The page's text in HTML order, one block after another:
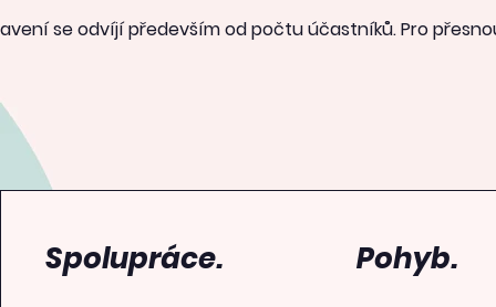
se odvíjí především od počtu účastníků. Pro
Spolupráce. Pohyb.